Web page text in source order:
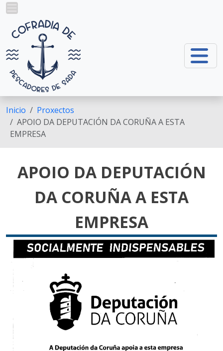
Ir o contido principal
Inicio
Proxectos
APOIO DA DEPUTACIÓN DA CORUÑA A ESTA
EMPRESA
APOIO DA DEPUTACIÓN
DA CORUÑA A ESTA
EMPRESA